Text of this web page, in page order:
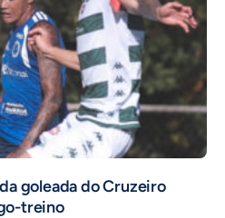
goleada do Cruzeiro
treino